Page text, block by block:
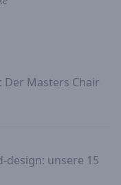
Der Masters Chair
design: unsere 15